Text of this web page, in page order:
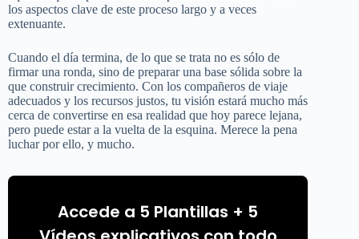
los aspectos clave de este proceso largo y a veces
extenuante.
Cuando el día termina, de lo que se trata no es sólo de
firmar una ronda, sino de preparar una base sólida sobre la
que construir crecimiento. Con los compañeros de viaje
adecuados y los recursos justos, tu visión estará mucho más
cerca de convertirse en esa realidad que hoy parece lejana,
pero puede estar a la vuelta de la esquina. Merece la pena
luchar por ello, y mucho.
Accede a 5 Plantillas + 5